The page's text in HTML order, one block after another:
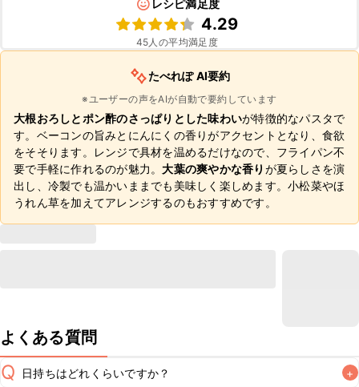
レシピ満足度
4.29
45人の平均満足度
たべれぽ AI要約
※ユーザーの声をAIが自動で要約しています
大根おろしとポン酢のさっぱりとした味わいが特徴的なパスタで
す。ベーコンの旨みとにんにくの香りがアクセントとなり、食欲
をそそります。レンジで具材を温めるだけなので、フライパン不
要で手軽に作れるのが魅力。大葉の爽やかな香り が夏らしさを演
出し、冷製でも温かいままでも美味しく楽しめます。小松菜やほ
うれん草を加えてアレンジするのもおすすめです。
よくある質問
Q 日持ちはどれくらいですか？ +